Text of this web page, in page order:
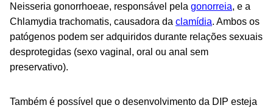
Neisseria gonorrhoeae, responsável pela gonorreia, e a
Chlamydia trachomatis, causadora da clamídia. Ambos os
patógenos podem ser adquiridos durante relações sexuais
desprotegidas (sexo vaginal, oral ou anal sem
preservativo).
Também é possível que o desenvolvimento da DIP esteja